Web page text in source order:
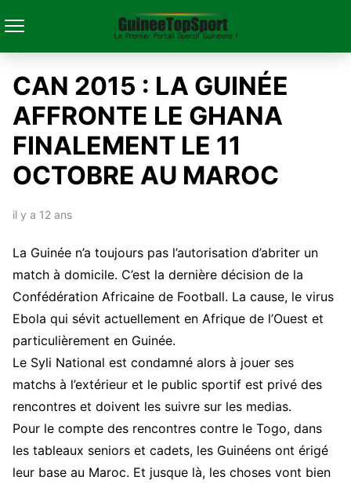
CAN 2015 : LA GUINÉE
AFFRONTE LE GHANA
FINALEMENT LE 11
OCTOBRE AU MAROC
il y a 12 ans
La Guinée n’a toujours pas l’autorisation d’abriter un
match à domicile. C’est la dernière décision de la
Confédération Africaine de Football. La cause, le virus
Ebola qui sévit actuellement en Afrique de l’Ouest et
particulièrement en Guinée.
Le Syli National est condamné alors à jouer ses
matchs à l’extérieur et le public sportif est privé des
rencontres et doivent les suivre sur les medias.
Pour le compte des rencontres contre le Togo, dans
les tableaux seniors et cadets, les Guinéens ont érigé
leur base au Maroc. Et jusque là, les choses vont bien